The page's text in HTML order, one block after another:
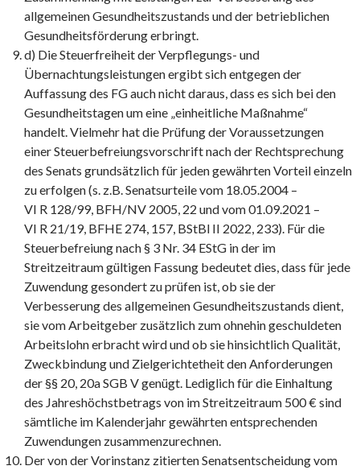
allgemeinen Gesundheitszustands und der betrieblichen
Gesundheitsförderung erbringt.
d) Die Steuerfreiheit der Verpflegungs- und
Übernachtungsleistungen ergibt sich entgegen der
Auffassung des FG auch nicht daraus, dass es sich bei den
Gesundheitstagen um eine „einheitliche Maßnahme“
handelt. Vielmehr hat die Prüfung der Voraussetzungen
einer Steuerbefreiungsvorschrift nach der Rechtsprechung
des Senats grundsätzlich für jeden gewährten Vorteil einzeln
zu erfolgen (s. z.B. Senatsurteile vom 18.05.2004 –
VI R 128/99, BFH/NV 2005, 22 und vom 01.09.2021 –
VI R 21/19, BFHE 274, 157, BStBl II 2022, 233). Für die
Steuerbefreiung nach § 3 Nr. 34 EStG in der im
Streitzeitraum gültigen Fassung bedeutet dies, dass für jede
Zuwendung gesondert zu prüfen ist, ob sie der
Verbesserung des allgemeinen Gesundheitszustands dient,
sie vom Arbeitgeber zusätzlich zum ohnehin geschuldeten
Arbeitslohn erbracht wird und ob sie hinsichtlich Qualität,
Zweckbindung und Zielgerichtetheit den Anforderungen
der §§ 20, 20a SGB V genügt. Lediglich für die Einhaltung
des Jahreshöchstbetrags von im Streitzeitraum 500 € sind
sämtliche im Kalenderjahr gewährten entsprechenden
Zuwendungen zusammenzurechnen.
Der von der Vorinstanz zitierten Senatsentscheidung vom